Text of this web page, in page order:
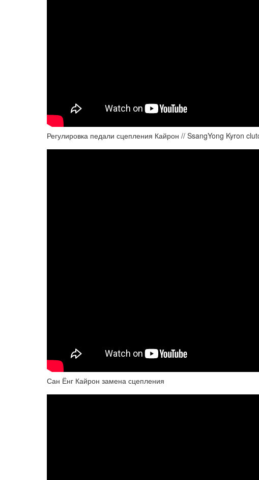
Регулировка педали сцепления Кайрон // SsangYong Kyron
Сан Ёнг Кайрон замена сцепления